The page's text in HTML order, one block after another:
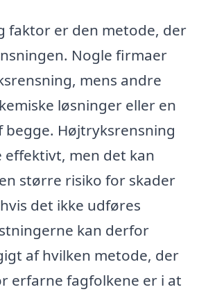
faktor er den metode, der
Nogle firmaer
mens andre
løsninger eller en
begge. Højtryksrensning
men det kan
større risiko for skader
det ikke udføres
kan derfor
af hvilken metode, der
erfarne fagfolkene er i at